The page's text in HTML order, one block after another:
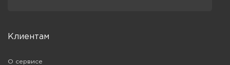
Клиентам
О сервисе